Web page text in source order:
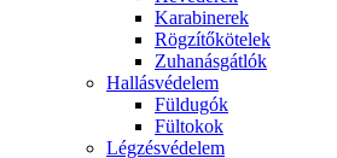
Karabinerek
Rögzítőkötelek
Zuhanásgátlók
Hallásvédelem
Füldugók
Fültokok
Légzésvédelem